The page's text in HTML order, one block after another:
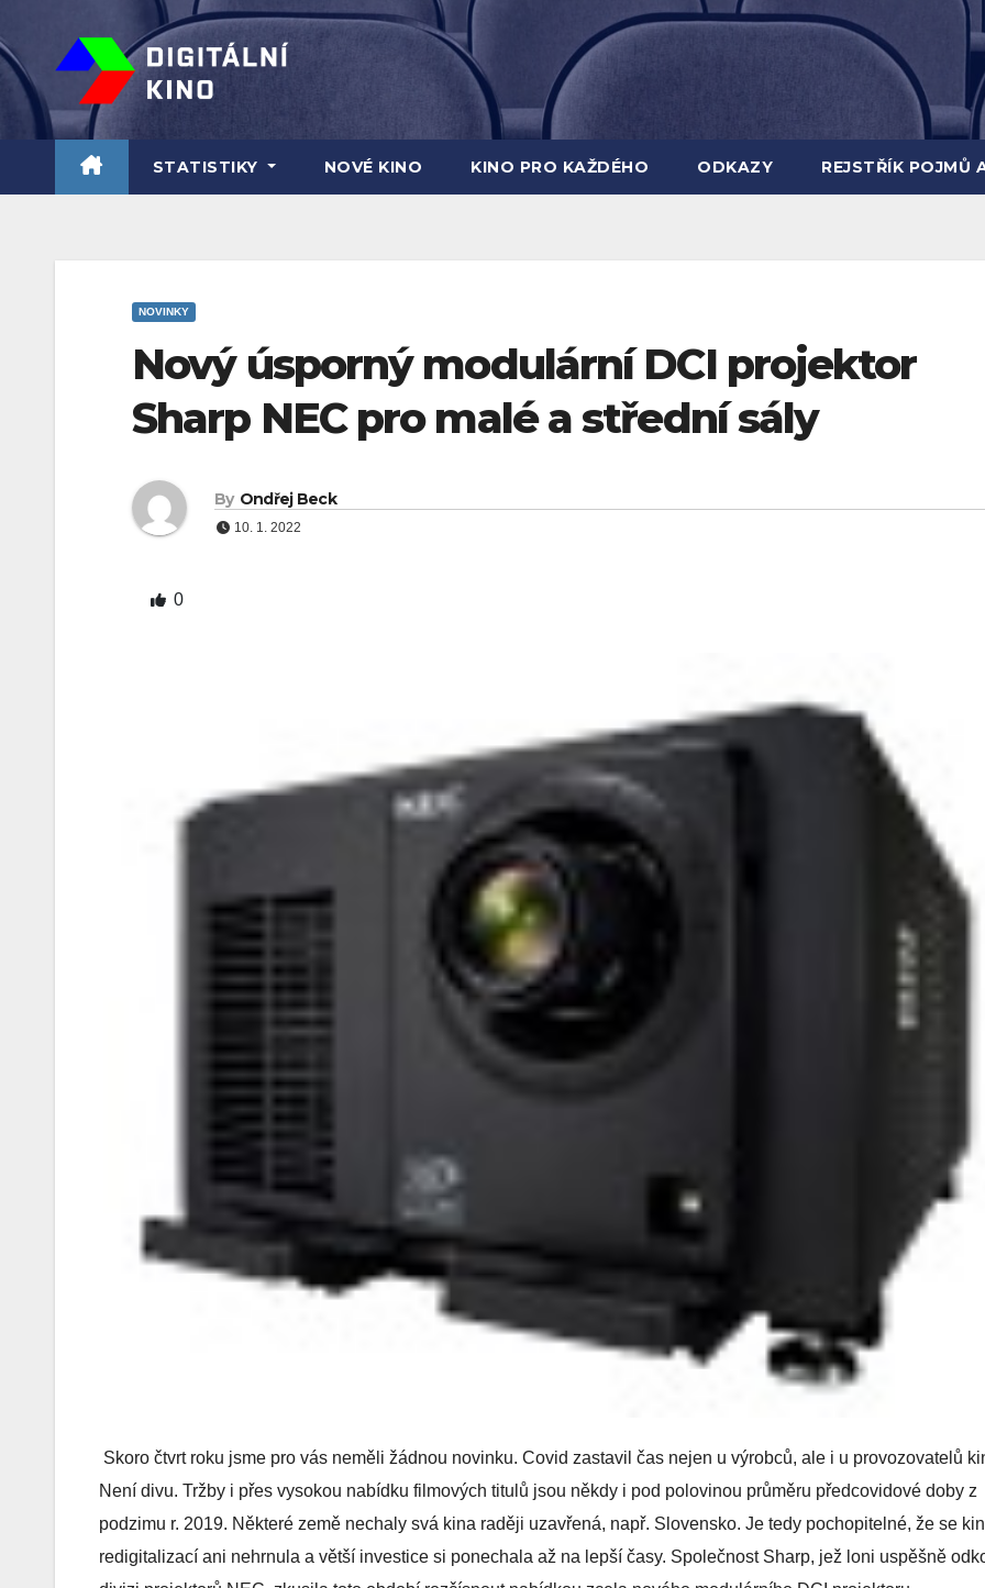
to
content
STATISTIKY NOVÉ KINO KINO PRO KAŽDÉHO ODKAZY REJSTŘÍK POJMŮ
NOVINKY
Nový úsporný modulární DCI projektor
Sharp NEC pro malé a střední sály
By Ondřej Beck
10. 1. 2022
0
Skoro čtvrt roku jsme pro vás neměli žádnou novinku. Covid zastavil čas nejen u výrobců, ale i u provozovatelů
Není divu. Tržby i přes vysokou nabídku filmových titulů jsou někdy i pod polovinou průměru předcovidové doby z
podzimu r. 2019. Některé země nechaly svá kina raději uzavřená, např. Slovensko. Je tedy pochopitelné, že se
redigitalizací ani nehrnula a větší investice si ponechala až na lepší časy. Společnost Sharp, jež loni uspěšně